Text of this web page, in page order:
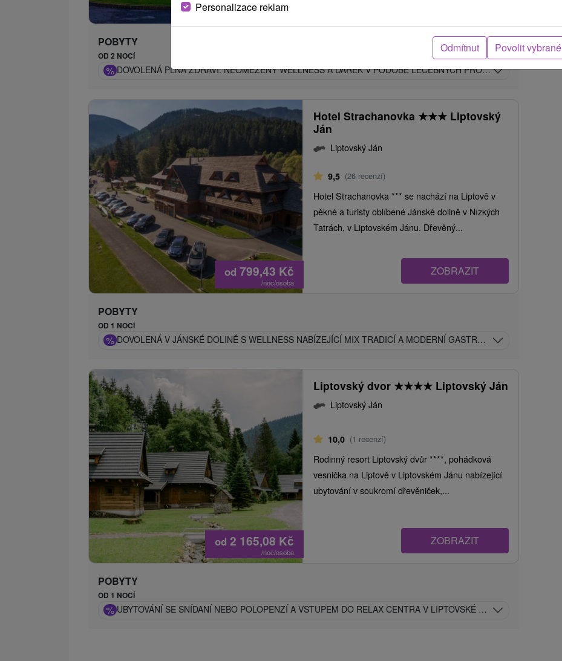
/noc/osoba
POBYTY
OD 2 NOCÍ
% DOVOLENÁ PLNÁ ZDRAVÍ: NEOMEZENÝ WELLNESS A DÁREK V PODOBĚ LÉČEBNÝCH PROCEDUR
od 799,43 Kč
/noc/osoba
Hotel Strachanovka ★★★ Liptovský
Ján
Liptovský Ján
9,5 (26 recenzí)
Hotel Strachanovka *** se nachází na Liptově v
pěkné a turisty oblíbené Jánské dolině v Nízkých
Tatrách, v Liptovském Jánu. Dřevěný...
ZOBRAZIT
POBYTY
OD 1 NOCÍ
% DOVOLENÁ V JÁNSKÉ DOLINĚ S WELLNESS NABÍZEJÍCÍ MIX TRADICÍ A MODERNÍ GASTRONOMIE
od 2 165,08 Kč
/noc/osoba
Liptovský dvor ★★★★ Liptovský Ján
Liptovský Ján
10,0 (1 recenzí)
Rodinný resort Liptovský dvůr ****, pohádková
vesnička na Liptově v Liptovském Jánu nabízející
ubytování v soukromí dřevěniček,...
ZOBRAZIT
POBYTY
OD 1 NOCÍ
% UBYTOVÁNÍ SE SNÍDANÍ NEBO POLOPENZÍ A VSTUPEM DO RELAX CENTRA V LIPTOVSKÉ DŘEVĚNICI
Personalizace reklam
Odmítnut Povolit vybrané